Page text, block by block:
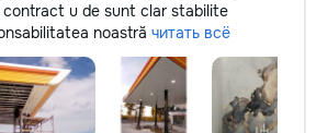
u de sunt clar stabilite
noastră читать всё